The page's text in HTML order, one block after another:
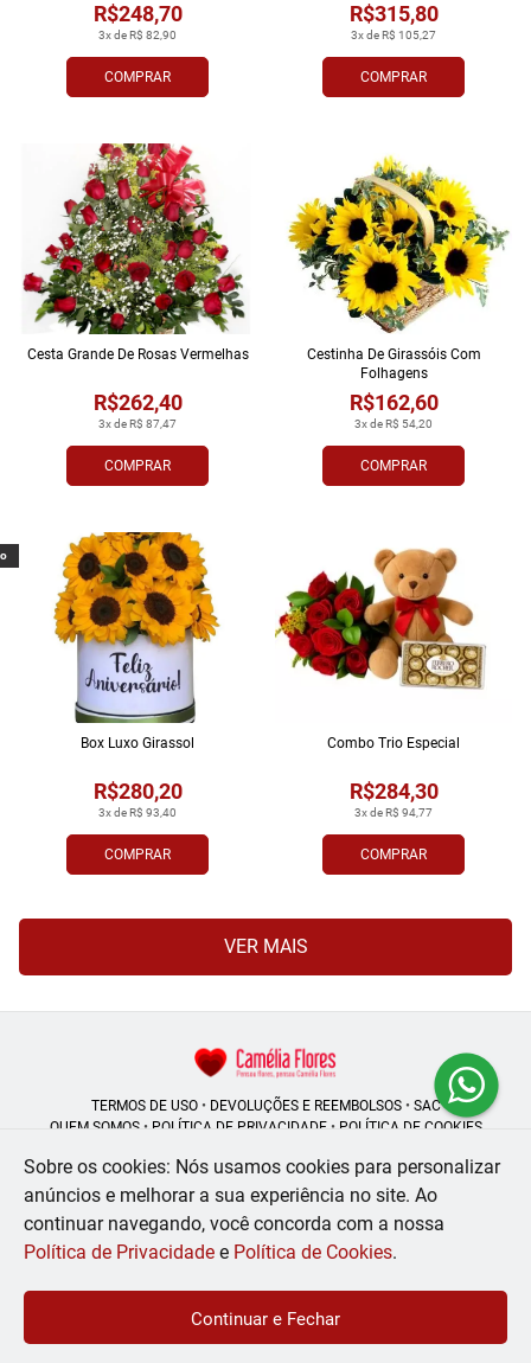
COMPRAR
3x de R$ 82,90
R$248,70
COMPRAR
3x de R$ 105,27
R$315,80
COMPRAR
3x de R$ 87,47
R$262,40
Cesta Grande De Rosas Vermelhas
COMPRAR
3x de R$ 54,20
R$162,60
Cestinha De Girassóis Com
Folhagens
COMPRAR
3x de R$ 93,40
R$280,20
Box Luxo Girassol
COMPRAR
3x de R$ 94,77
R$284,30
Combo Trio Especial
VER MAIS
TERMOS DE USO• DEVOLUÇÕES E REEMBOLSOS• SAC
QUEM SOMOS• POLÍTICA DE PRIVACIDADE• POLÍTICA DE COOKIES
Camélia Flores | CNPJ: 08.250.956/0001-53
Rua do Rosário - 164, Centro - Rio de Janeiro - RJ - 20041-002
© 2024-2026 - Todos os direitos reservados - Desenvolvido por
Sobre os cookies: Nós usamos cookies para personalizar
anúncios e melhorar a sua experiência no site. Ao
continuar navegando, você concorda com a nossa
Política de Privacidade e Política de Cookies.
Continuar e Fechar